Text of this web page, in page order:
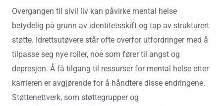
Overgangen til sivil liv kan påvirke mental helse
betydelig på grunn av identitetsskift og tap av strukturert
støtte. Idrettsutøvere står ofte overfor utfordringer med å
tilpasse seg nye roller, noe som fører til angst og
depresjon. Å få tilgang til ressurser for mental helse etter
karrieren er avgjørende for å håndtere disse endringene.
Støttenettverk, som støttegrupper og